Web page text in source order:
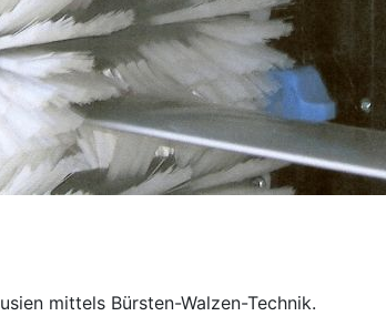
mittels Bürsten-Walzen-Technik.